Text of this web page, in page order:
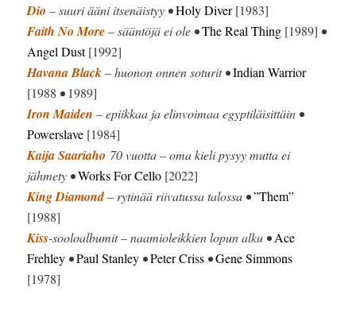
Dio – suuri ääni itsenäistyy •Holy Diver[1983]
Faith No More– sääntöjä ei ole •The Real Thing [1989] •
Angel Dust[1992]
Havana Black– huonon onnen soturit •Indian Warrior
[1988 •1989]
Iron Maiden – epiikkaa ja elinvoimaa egyptiläisittäin •
Powerslave [1984]
Kaija Saariaho 70 vuotta – oma kieli pysyy mutta ei
jähmety •Works For Cello [2022]
King Diamond– rytinää riivatussa talossa •”Them”
[1988]
Kiss-sooloalbumit – naamioleikkien lopun alku •Ace
Frehley •Paul Stanley •Peter Criss •Gene Simmons
[1978]